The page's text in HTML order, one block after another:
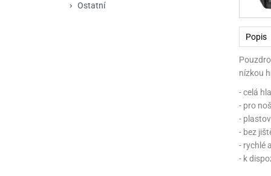
Pistole
Ostatní
Popis
nízkou
- celá
- pro
-
- bez
- rychlé
- k